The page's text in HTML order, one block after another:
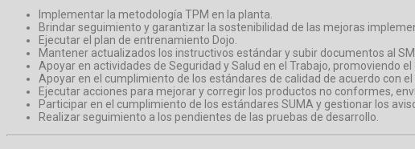
Implementar la metodología TPM en la planta.
Brindar seguimiento y garantizar la sostenibilidad de las mejoras
Ejecutar el plan de entrenamiento Dojo.
Mantener actualizados los instructivos estándar y subir documentos al
Apoyar en actividades de Seguridad y Salud en el Trabajo, promoviendo
Apoyar en el cumplimiento de los estándares de calidad de acuerdo con
Ejecutar acciones para mejorar y corregir los productos no conformes,
Participar en el cumplimiento de los estándares SUMA y gestionar los
Realizar seguimiento a los pendientes de las pruebas de desarrollo.